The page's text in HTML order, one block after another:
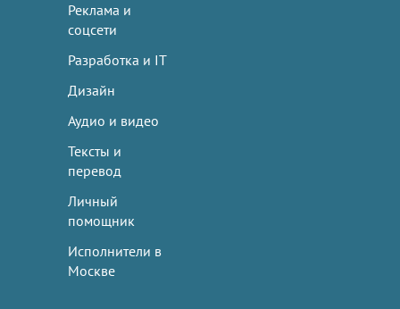
Реклама и
соцсети
Разработка и IT
Дизайн
Аудио и видео
Тексты и
перевод
Личный
помощник
Исполнители в
Москве